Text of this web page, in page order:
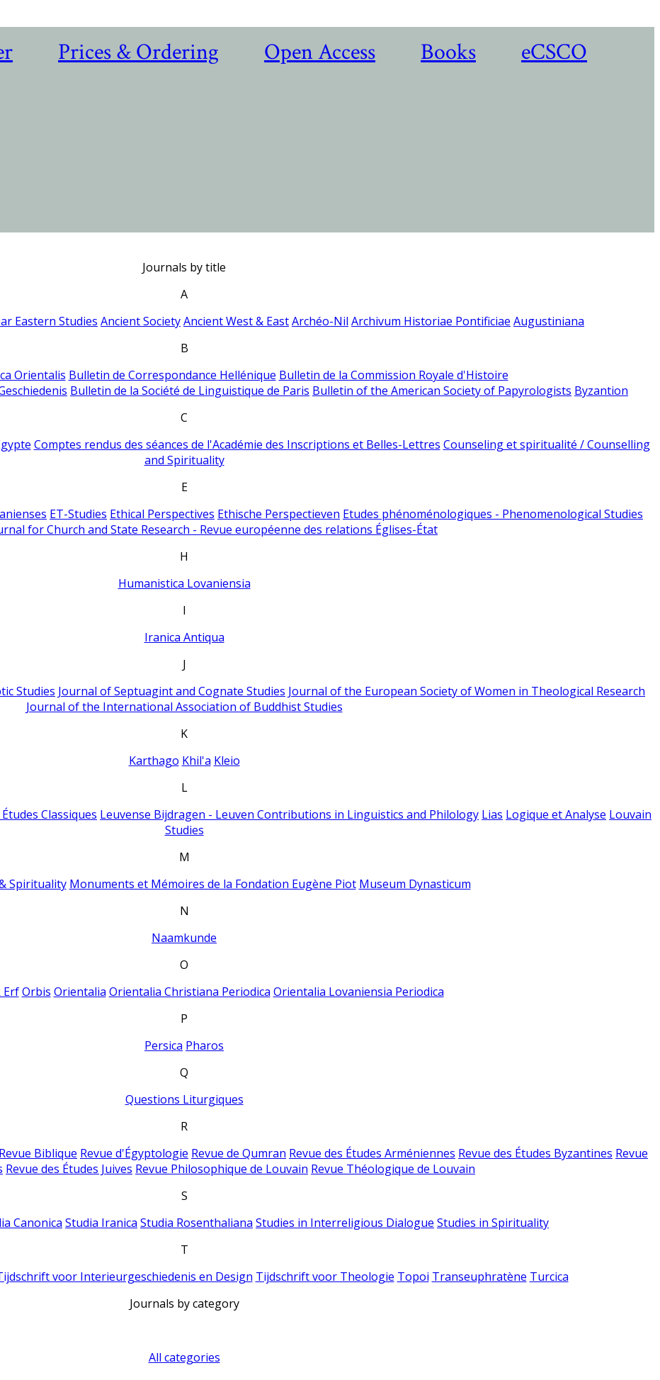
Prices & Ordering Open Access Books eCSCO
Journals by title
A
Eastern Studies Ancient SocietyAncient West & EastArchéo-Nil Archivum Historiae Pontificiae Augustiniana
B
Orientalis Bulletin de Correspondance Hellénique Bulletin de la Commission Royale d'Histoire
Bulletin de la Société de Linguistique de Paris Bulletin of the American Society of Papyrologists Byzantion
C
Comptes rendus des séances de l'Académie des Inscriptions et Belles-Lettres Counseling et spiritualité / Counselling
and Spirituality
E
ET-Studies Ethical Perspectives Ethische Perspectieven Etudes phénoménologiques - Phenomenological Studies
for Church and State Research - Revue européenne des relations Églises-État
H
Humanistica Lovaniensia
I
Iranica Antiqua
J
Studies Journal of Septuagint and Cognate Studies Journal of the European Society of Women in Theological Research
Journal of the International Association of Buddhist Studies
K
Karthago Khil'a Kleio
L
Classiques Leuvense Bijdragen - Leuven Contributions in Linguistics and Philology Lias Logique et Analyse Louvain
Studies
M
Spirituality Monuments et Mémoires de la Fondation Eugène Piot Museum Dynasticum
N
Naamkunde
O
Erf Orbis Orientalia Orientalia Christiana Periodica Orientalia Lovaniensia Periodica
P
Persica Pharos
Q
Questions Liturgiques
R
Revue Biblique Revue d'Égyptologie Revue de Qumran Revue des Études Arméniennes Revue des Études Byzantines Revue
Revue des Études Juives Revue Philosophique de Louvain Revue Théologique de Louvain
S
Canonica Studia Iranica Studia Rosenthaliana Studies in Interreligious Dialogue Studies in Spirituality
T
voor Interieurgeschiedenis en Design Tijdschrift voor Theologie Topoi Transeuphratène Turcica
Journals by category
All categories